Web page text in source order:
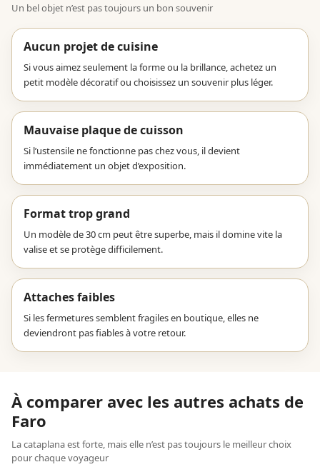
Un bel objet n’est pas toujours un bon souvenir
Aucun projet de cuisine
Si vous aimez seulement la forme ou la brillance, achetez un
petit modèle décoratif ou choisissez un souvenir plus léger.
Mauvaise plaque de cuisson
Si l’ustensile ne fonctionne pas chez vous, il devient
immédiatement un objet d’exposition.
Format trop grand
Un modèle de 30 cm peut être superbe, mais il domine vite la
valise et se protège difficilement.
Attaches faibles
Si les fermetures semblent fragiles en boutique, elles ne
deviendront pas fiables à votre retour.
À comparer avec les autres achats de
Faro
La cataplana est forte, mais elle n’est pas toujours le meilleur choix
pour chaque voyageur